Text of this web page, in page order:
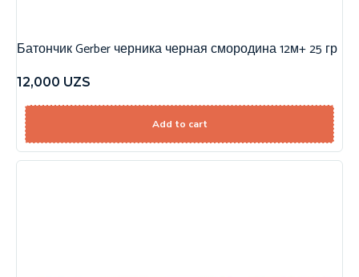
Батончик Gerber черника черная смородина 12м+ 25 гр
12,000 UZS
Add to cart